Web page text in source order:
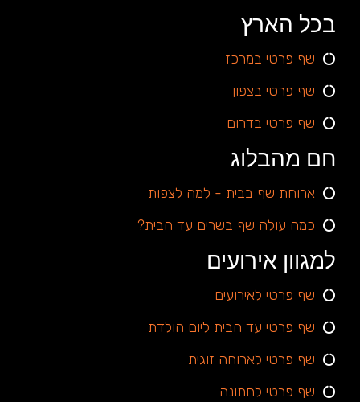
בכל הארץ
שף פרטי במרכז
שף פרטי בצפון
שף פרטי בדרום
חם מהבלוג
ארוחת שף בבית - למה לצפות
כמה עולה שף בשרים עד הבית?
למגוון אירועים
שף פרטי לאירועים
שף פרטי עד הבית ליום הולדת
שף פרטי לארוחה זוגית
שף פרטי לחתונה